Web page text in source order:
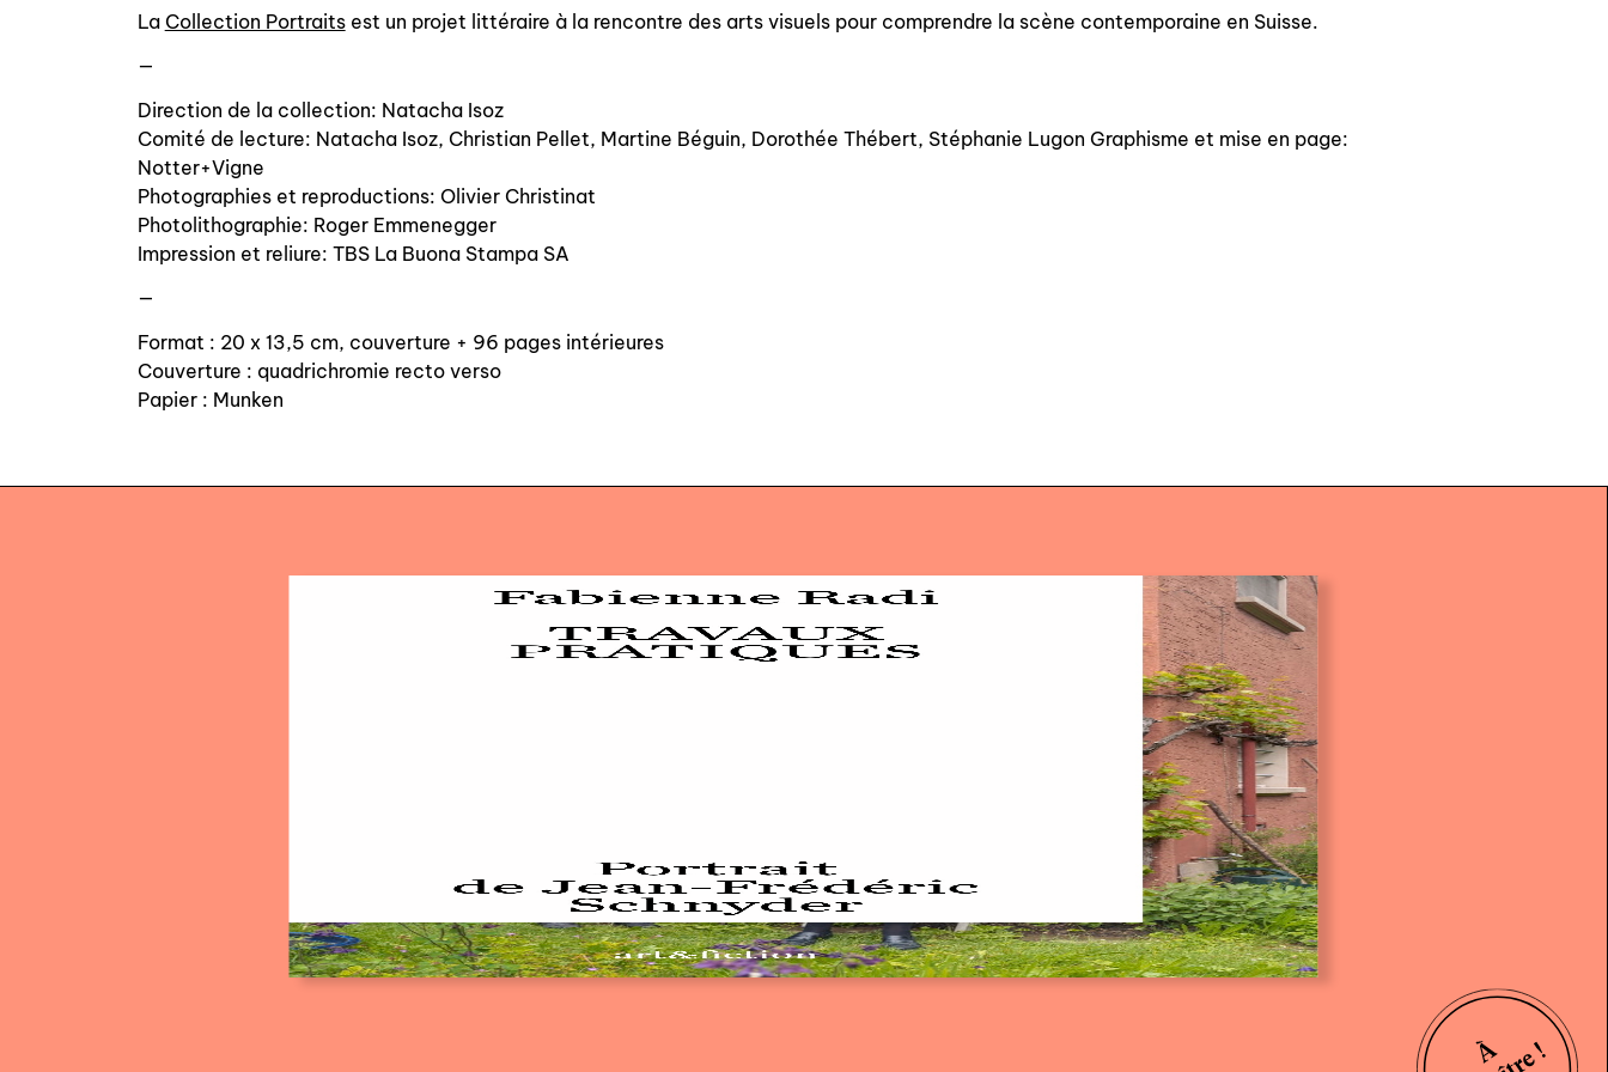
programmes semestriels
qui sommes-nous? ↓
engagement durable
charte ia
La Collection Portraitsest un projet littéraire à la rencontre des arts visuels pour comprendre la scène contemporaine en Suisse.
—
Direction de la collection: Natacha Isoz
Comité de lecture: Natacha Isoz, Christian Pellet, Martine Béguin, Dorothée Thébert, Stéphanie Lugon Graphisme et mise en page:
Notter+Vigne
Photographies et reproductions: Olivier Christinat
Photolithographie: Roger Emmenegger
Impression et reliure: TBS La Buona Stampa SA
—
Format : 20 x 13,5 cm, couverture + 96 pages intérieures
Couverture : quadrichromie recto verso
Papier : Munken